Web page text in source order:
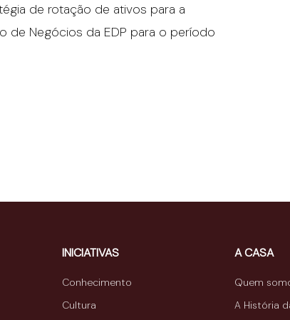
de rotação de ativos para a
de Negócios da EDP para o período
INICIATIVAS
Conhecimento
Cultura
A CASA
Quem
A História